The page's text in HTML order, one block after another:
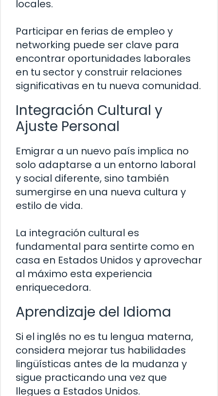
locales.
Participar en ferias de empleo y
networking puede ser clave para
encontrar oportunidades laborales
en tu sector y construir relaciones
significativas en tu nueva comunidad.
Integración Cultural y
Ajuste Personal
Emigrar a un nuevo país implica no
solo adaptarse a un entorno laboral
y social diferente, sino también
sumergirse en una nueva cultura y
estilo de vida.
La integración cultural es
fundamental para sentirte como en
casa en Estados Unidos y aprovechar
al máximo esta experiencia
enriquecedora.
Aprendizaje del Idioma
Si el inglés no es tu lengua materna,
considera mejorar tus habilidades
lingüísticas antes de la mudanza y
sigue practicando una vez que
llegues a Estados Unidos.